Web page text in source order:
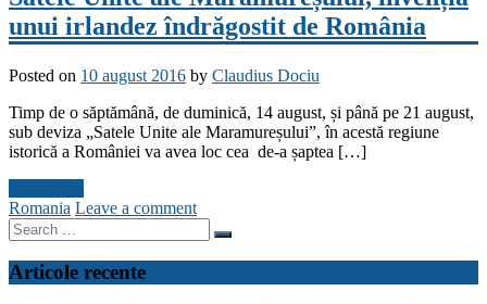
unui irlandez îndrăgostit de România
Posted on 10 august 2016 by Claudius Dociu
Timp de o săptămână, de duminică, 14 august, și până pe 21 august,
sub deviza „Satele Unite ale Maramureșului”, în acestă regiune
istorică a României va avea loc cea de-a șaptea […]
Romania Leave a comment
Search
for:
Articole recente